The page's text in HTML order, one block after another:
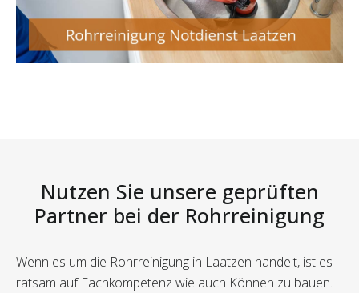
Nutzen Sie unsere geprüften
Partner bei der Rohrreinigung
Wenn es um die Rohrreinigung in Laatzen handelt, ist es
ratsam auf Fachkompetenz wie auch Können zu bauen.